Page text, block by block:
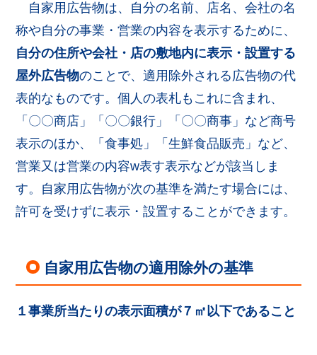
自家用広告物は、自分の名前、店名、会社の名
称や自分の事業・営業の内容を表示するために、
自分の住所や会社・店の敷地内に表示・設置する
屋外広告物のことで、適用除外される広告物の代
表的なものです。個人の表札もこれに含まれ、
「〇〇商店」「〇〇銀行」「〇〇商事」など商号
表示のほか、「食事処」「生鮮食品販売」など、
営業又は営業の内容w表す表示などが該当しま
す。自家用広告物が次の基準を満たす場合には、
許可を受けずに表示・設置することができます。
自家用広告物の適用除外の基準
１事業所当たりの表示面積が７㎡以下であること